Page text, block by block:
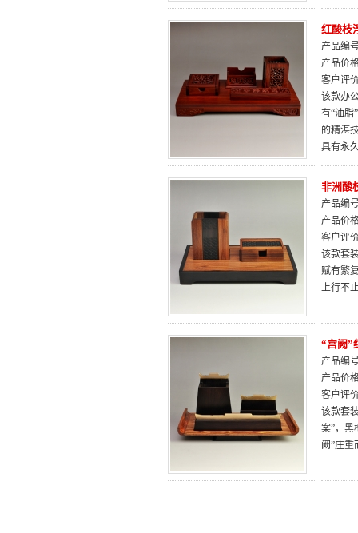
红酸枝
产品编
产品价
客户评
该款办
有“油脂
的精湛
具有永
非洲酸
产品编
产品价
客户评
该款套
赋有繁
上行不
“宫阙”
产品编
产品价
客户评
该款套
案”，黑
阙”庄